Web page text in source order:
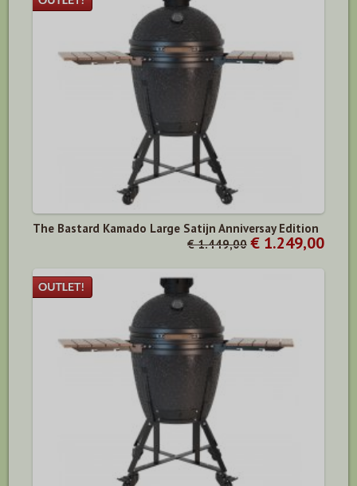
The Bastard Kamado Large Satijn Anniversay Edition
€ 1.449,00 € 1.249,00